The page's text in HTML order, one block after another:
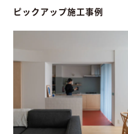
ピックアップ施工事例